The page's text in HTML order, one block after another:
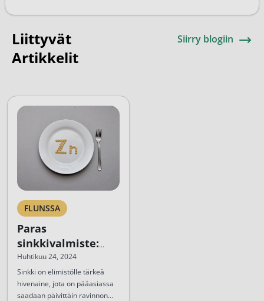
Liittyvät
Artikkelit
Siirry blogiin
FLUNSSA
Paras
sinkkivalmiste:
Mikä sinkki
imeytyy
parhaiten?
Huhtikuu 24, 2024
Sinkki on elimistölle tärkeä
hivenaine, jota on pääasiassa
saadaan päivittäin ravinnon